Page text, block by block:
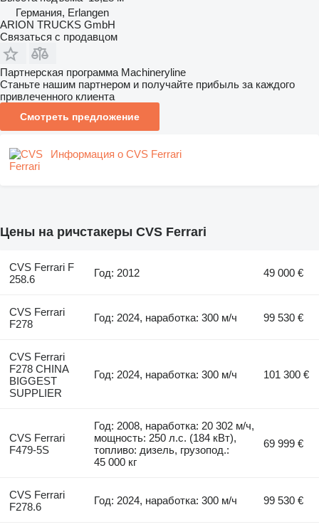
Германия, Erlangen
ARION TRUCKS GmbH
Связаться с продавцом
Партнерская программа Machineryline
Станьте нашим партнером и получайте прибыль за каждого
привлеченного клиента
Смотреть предложение
Информация о CVS Ferrari
Цены на ричстакеры CVS Ferrari
CVS Ferrari F
258.6
Год: 2012 49 000 €
CVS Ferrari
F278
Год: 2024, наработка: 300 м/ч 99 530 €
CVS Ferrari
F278 CHINA
BIGGEST
SUPPLIER
Год: 2024, наработка: 300 м/ч 101 300 €
CVS Ferrari
F479-5S
Год: 2008, наработка: 20 302 м/ч,
мощность: 250 л.с. (184 кВт),
топливо: дизель, грузопод.:
45 000 кг
69 999 €
CVS Ferrari
F278.6
Год: 2024, наработка: 300 м/ч 99 530 €